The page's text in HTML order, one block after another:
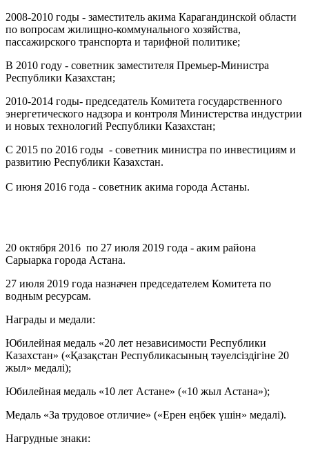
2008-2010 годы - заместитель акима Карагандинской области
по вопросам жилищно-коммунального хозяйства,
пассажирского транспорта и тарифной политике;
В 2010 году - советник заместителя Премьер-Министра
Республики Казахстан;
2010-2014 годы- председатель Комитета государственного
энергетического надзора и контроля Министерства индустрии
и новых технологий Республики Казахстан;
С 2015 по 2016 годы - советник министра по инвестициям и
развитию Республики Казахстан.
С июня 2016 года - советник акима города Астаны.
20 октября 2016 по 27 июля 2019 года - аким района
Сарыарка города Астана.
27 июля 2019 года назначен председателем Комитета по
водным ресурсам.
Награды и медали:
Юбилейная медаль «20 лет независимости Республики
Казахстан» («Қазақстан Республикасының тәуелсіздігіне 20
жыл» медалі);
Юбилейная медаль «10 лет Астане» («10 жыл Астана»);
Медаль «За трудовое отличие» («Ерен еңбек үшін» медалі).
Нагрудные знаки: